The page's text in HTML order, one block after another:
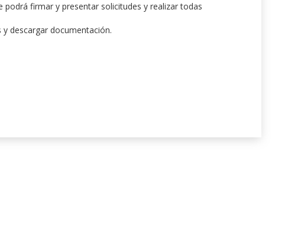
firmar y presentar solicitudes y realizar todas
descargar documentación.